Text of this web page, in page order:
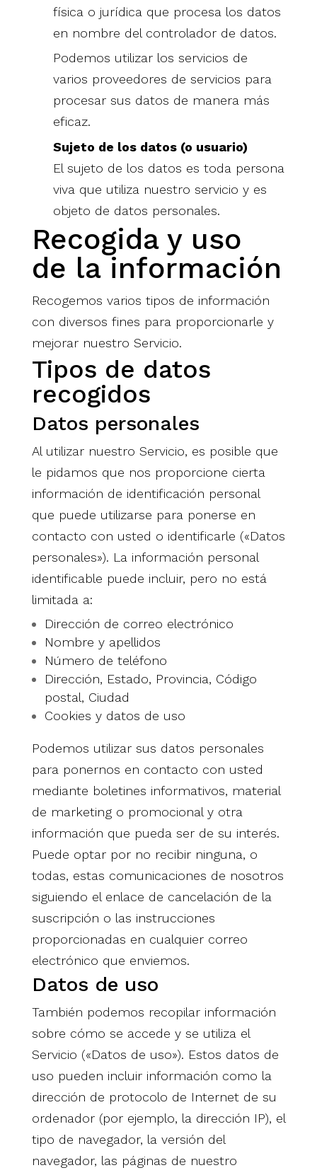
física o jurídica que procesa los datos
en nombre del controlador de datos.
Podemos utilizar los servicios de
varios proveedores de servicios para
procesar sus datos de manera más
eficaz.
Sujeto de los datos (o usuario)
El sujeto de los datos es toda persona
viva que utiliza nuestro servicio y es
objeto de datos personales.
Recogida y uso
de la información
Recogemos varios tipos de información
con diversos fines para proporcionarle y
mejorar nuestro Servicio.
Tipos de datos
recogidos
Datos personales
Al utilizar nuestro Servicio, es posible que
le pidamos que nos proporcione cierta
información de identificación personal
que puede utilizarse para ponerse en
contacto con usted o identificarle («Datos
personales»). La información personal
identificable puede incluir, pero no está
limitada a:
Dirección de correo electrónico
Nombre y apellidos
Número de teléfono
Dirección, Estado, Provincia, Código
postal, Ciudad
Cookies y datos de uso
Podemos utilizar sus datos personales
para ponernos en contacto con usted
mediante boletines informativos, material
de marketing o promocional y otra
información que pueda ser de su interés.
Puede optar por no recibir ninguna, o
todas, estas comunicaciones de nosotros
siguiendo el enlace de cancelación de la
suscripción o las instrucciones
proporcionadas en cualquier correo
electrónico que enviemos.
Datos de uso
También podemos recopilar información
sobre cómo se accede y se utiliza el
Servicio («Datos de uso»). Estos datos de
uso pueden incluir información como la
dirección de protocolo de Internet de su
ordenador (por ejemplo, la dirección IP), el
tipo de navegador, la versión del
navegador, las páginas de nuestro